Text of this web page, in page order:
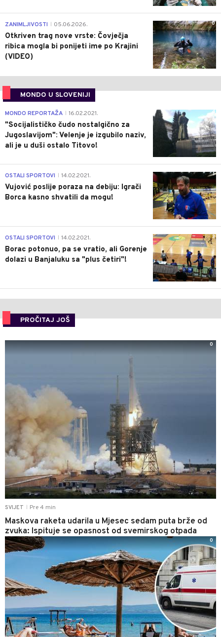
0
ZANIMLJIVOSTI 05.06.2026.
Otkriven trag nove vrste: Čovječja
ribica mogla bi ponijeti ime po Krajini
(VIDEO)
MONDO U SLOVENIJI
4
MONDO REPORTAŽA 16.02.2021.
"Socijalističko čudo nostalgično za
Jugoslavijom": Velenje je izgubilo naziv,
ali je u duši ostalo Titovo!
1
OSTALI SPORTOVI 14.02.2021.
Vujović poslije poraza na debiju: Igrači
Borca kasno shvatili da mogu!
3
OSTALI SPORTOVI 14.02.2021.
Borac potonuo, pa se vratio, ali Gorenje
dolazi u Banjaluku sa "plus četiri"!
PROČITAJ JOŠ
SVIJET Pre 4 min
Maskova raketa udarila u Mjesec sedam puta brže od
zvuka: Ispituje se opasnost od svemirskog otpada
0
0